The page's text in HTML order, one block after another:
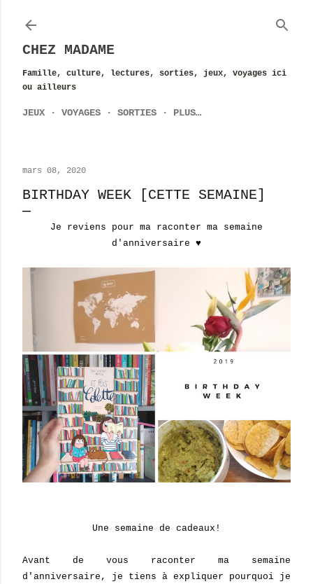
CHEZ MADAME
Famille, culture, lectures, sorties, jeux, voyages ici
ou ailleurs
JEUX VOYAGES SORTIES PLUS…
mars 08, 2020
BIRTHDAY WEEK [CETTE SEMAINE]
Je reviens pour ma raconter ma semaine
d'anniversaire ♥
Une semaine de cadeaux!
Avant de vous raconter ma semaine
d'anniversaire, je tiens à expliquer pourquoi je